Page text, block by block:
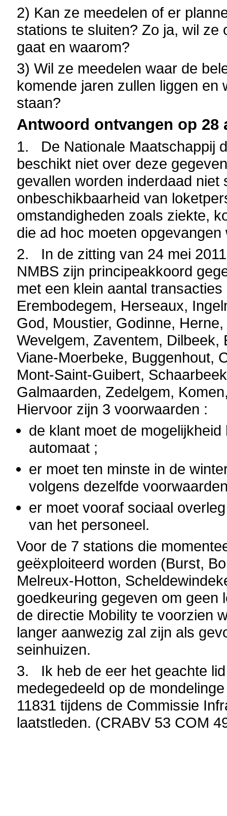
2) Kan ze meedelen of er
stations te sluiten? Zo ja, wil
gaat en waarom?
3) Wil ze meedelen waar de
komende jaren zullen liggen
staan?
Antwoord ontvangen op 28
1. De Nationale Maatschappij
beschikt niet over deze
gevallen worden inderdaad
onbeschikbaarheid van
omstandigheden zoals ziekte,
die ad hoc moeten opgevangen
2. In de zitting van 24 mei
NMBS zijn principeakkoord
met een klein aantal
Erembodegem, Herseaux,
God, Moustier, Godinne,
Wevelgem, Zaventem,
Viane-Moerbeke, Buggenhout,
Mont-Saint-Guibert,
Galmaarden, Zedelgem,
Hiervoor zijn 3 voorwaarden :
de klant moet de
automaat ;
er moet ten minste in de
volgens dezelfde
er moet vooraf sociaal
van het personeel.
Voor de 7 stations die
geëxploiteerd worden (Burst,
Melreux-Hotton,
goedkeuring gegeven om
de directie Mobility te voorzien
langer aanwezig zal zijn als
seinhuizen.
3. Ik heb de eer het geachte
medegedeeld op de
11831 tijdens de Commissie
laatstleden. (CRABV 53 COM